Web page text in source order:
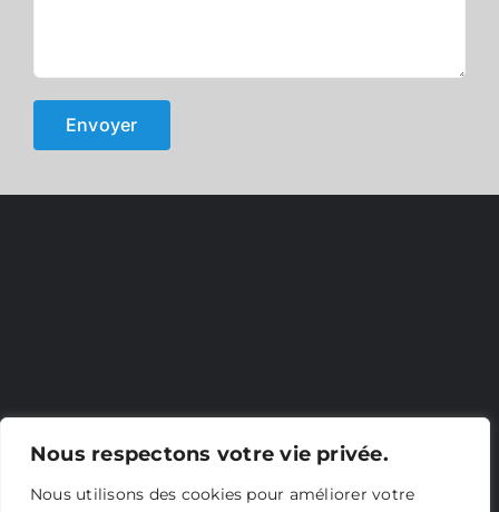
Nous respectons votre vie privée.
Nous utilisons des cookies pour améliorer votre